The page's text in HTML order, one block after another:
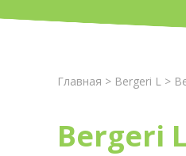
Главная > Bergeri L >
Bergeri L